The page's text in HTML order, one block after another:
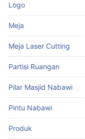
Logo
Meja
Meja Laser Cutting
Partisi Ruangan
Pilar Masjid Nabawi
Pintu Nabawi
Produk